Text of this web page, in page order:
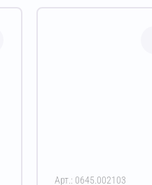
Арт.: 0645.002103